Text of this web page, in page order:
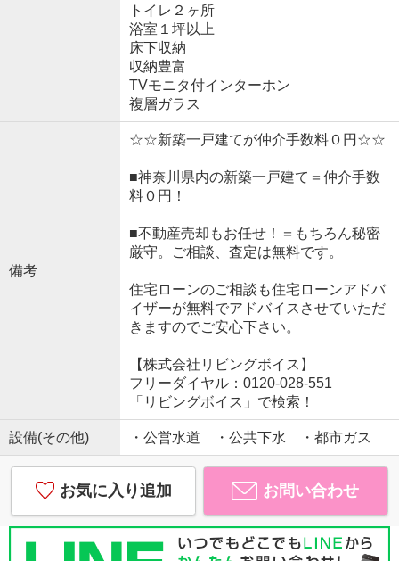
トイレ２ヶ所
浴室１坪以上
床下収納
収納豊富
TVモニタ付インターホン
複層ガラス
備考
☆☆新築一戸建てが仲介手数料０円☆☆
■神奈川県内の新築一戸建て＝仲介手数
料０円！
■不動産売却もお任せ！＝もちろん秘密
厳守。ご相談、査定は無料です。
住宅ローンのご相談も住宅ローンアドバ
イザーが無料でアドバイスさせていただ
きますのでご安心下さい。
【株式会社リビングボイス】
フリーダイヤル：0120-028-551
「リビングボイス」で検索！
設備(その他) ・公営水道 ・公共下水 ・都市ガス
お気に入り追加 お問い合わせ